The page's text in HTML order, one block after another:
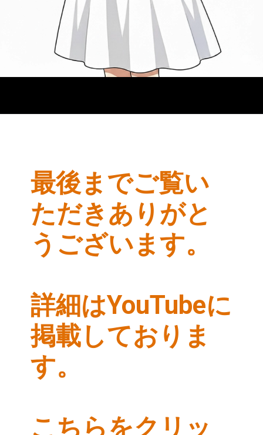
最後までご覧い
ただきありがと
うございます。
詳細はYouTubeに
掲載しておりま
す。
こちらをクリッ